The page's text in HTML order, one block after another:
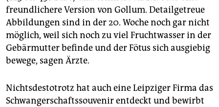
freundlichere Version von Gollum. Detailgetreue
Abbildungen sind in der 20. Woche noch gar nicht
möglich, weil sich noch zu viel Fruchtwasser in der
Gebärmutter befinde und der Fötus sich ausgiebig
bewege, sagen Ärzte.
Nichtsdestotrotz hat auch eine Leipziger Firma das
Schwangerschaftssouvenir entdeckt und bewirbt